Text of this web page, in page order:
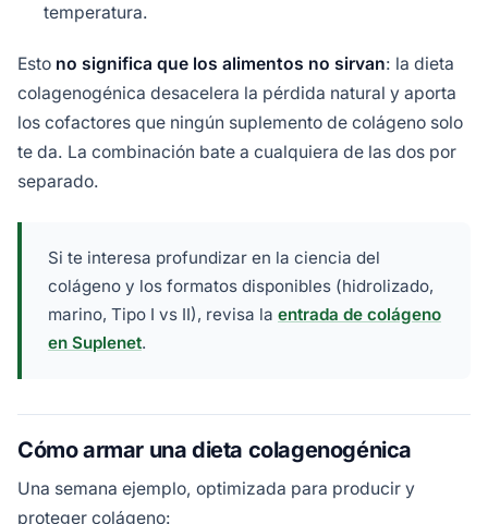
temperatura.
Esto no significa que los alimentos no sirvan: la dieta
colagenogénica desacelera la pérdida natural y aporta
los cofactores que ningún suplemento de colágeno solo
te da. La combinación bate a cualquiera de las dos por
separado.
Si te interesa profundizar en la ciencia del
colágeno y los formatos disponibles (hidrolizado,
marino, Tipo I vs II), revisa la entrada de colágeno
en Suplenet.
Cómo armar una dieta colagenogénica
Una semana ejemplo, optimizada para producir y
proteger colágeno: